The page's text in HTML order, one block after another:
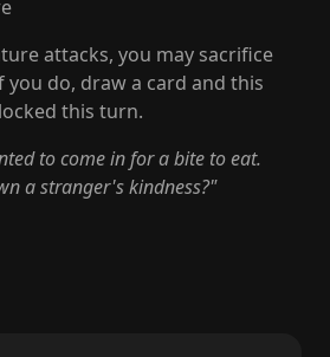
attacks, you may sacrifice
do, draw a card and this
this turn.
to come in for a bite to eat.
a stranger's kindness?"